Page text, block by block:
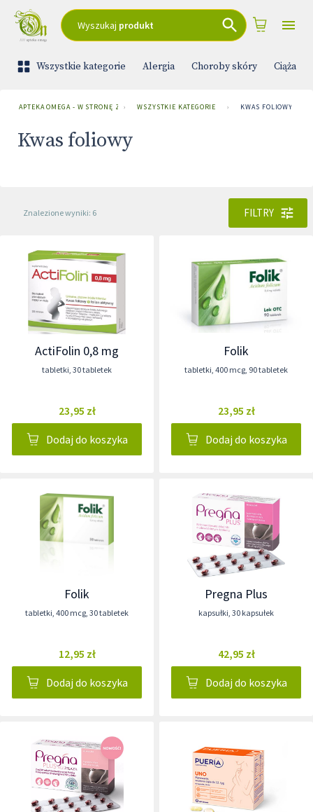
Wyszukaj produkt
Wszystkie kategorie Alergia Choroby skóry Ciąża i
APTEKA OMEGA - W STRONĘ ZDROWIA
› WSZYSTKIE KATEGORIE › KWAS FOLIOWY
Kwas foliowy
Znalezione wyniki: 6 FILTRY
ActiFolin 0,8 mg
tabletki, 30 tabletek
23,95 zł
Dodaj do koszyka
Folik
tabletki, 400 mcg, 90 tabletek
23,95 zł
Dodaj do koszyka
Folik
tabletki, 400 mcg, 30 tabletek
12,95 zł
Dodaj do koszyka
Pregna Plus
kapsułki, 30 kapsułek
42,95 zł
Dodaj do koszyka